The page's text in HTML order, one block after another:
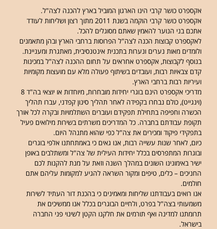
אקספרט כושר קרבי הינו הארגון המוביל בארץ להכנה לצה"ל.
אקספרט כושר קרבי הוקמה בשנת 2011 מתוך רצון ושליחות לעודד
אתכם בני הנוער להאמין שאתם מסוגלים להכל.
לאקספרט קבוצות הכנה לצה"ל הפרוסות ברחבי הארץ ובהן מתאמנים
ולומדים מאות נערים ונערות בתכנית אינטנסיבית, מאתגרת ומעניינת.
בנוסף לקבוצות, אקספרט אחראים על תחום ההכנה לצה"ל במכינות
קדם צבאיות רבות, ועובדים בשיתוף פעולה מלא עם מועצות מקומיות
ועיריות רבות ברחבי הארץ.
מדריכי אקספרט הינם בוגרי יחידות מובחרות, מיוחדות או יוצאי בה"ד 8
(וינגייט), כולם נבחרו בקפידה לאחר תהליך סינון קפדני, עברו תהליך
הכשרה וחפיפה בתחילת תפקידם ועוברים השתלמויות ובקרה לכל אורך
תקופת עבודתם בחברה. כל המדריכים משרתים בשירות מילואים פעיל
בתפקידי פיקוד ומכירים את צה"ל כפי שהוא מתנהל היום.
כיום, לאחר שנות עשייה רבות, אנו גאים כי באמתחתנו אלפי בוגרים
ובוגרות המתפרסים בכלל יחידות העילית של צה"ל ומשתלבים באופן
ישיר באימונינו השונים במהלך השנה וזאת על מנת להקנות לכם
החניכים – כלים, טיפים ומקור השראה להגיע למקומות עליהם אתם
חולמים.
אנו רואים בעבודתנו שליחות ומאמינים כי בהכנת דור העתיד לשירות
משמעותי בצה"ל בפרט, ולחיים הבוגרים בכלל אנו ממשיכים את
תרומתנו למדינה ואף תורמים את חלקנו הקטן לשינוי פני החברה
בישראל.